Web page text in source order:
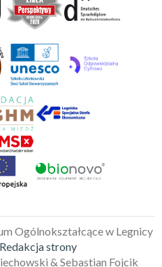
Ogólnokształcące w Legnicy
Redakcja strony
& Sebastian Fojcik